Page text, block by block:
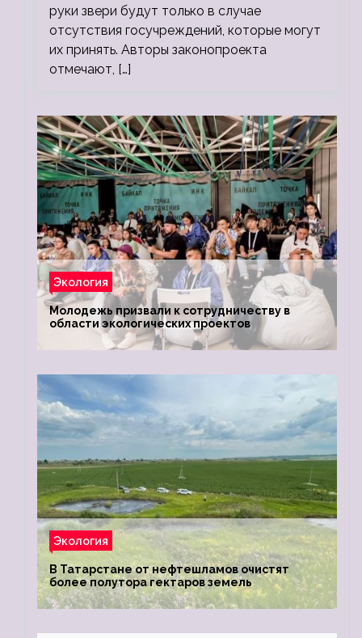
руки звери будут только в случае
отсутствия госучреждений, которые могут
их принять. Авторы законопроекта
отмечают, […]
Экология
Молодежь призвали к сотрудничеству в
области экологических проектов
Экология
В Татарстане от нефтешламов очистят
более полутора гектаров земель